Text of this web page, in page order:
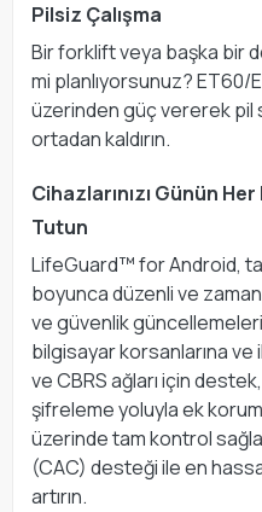
Pilsiz Çalışma
Bir forklift veya başka bir
mi planlıyorsunuz?
üzerinden güç vererek pil
ortadan kaldırın.
Cihazlarınızı Günün
Tutun
LifeGuard™ for Android,
boyunca düzenli ve
ve güvenlik
bilgisayar korsanlarına ve
ve CBRS ağları için
şifreleme yoluyla ek
üzerinde tam kontrol
(CAC) desteği ile en
artırın.